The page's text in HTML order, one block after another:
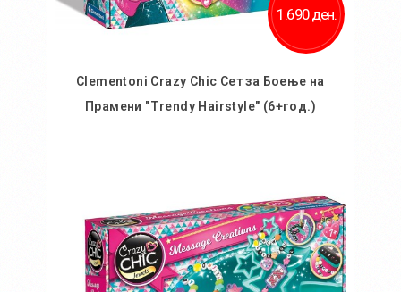
1.690 ден.
Clementoni Crazy Chic Сет за Боење на
Прамени "Trendy Hairstyle" (6+год.)
Додај во желби
Додај за споредба